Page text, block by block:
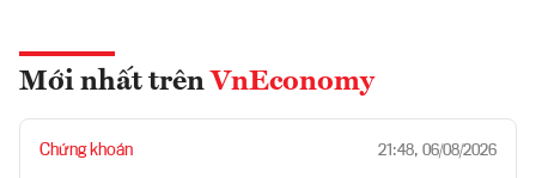
Mới nhất trên VnEconomy
Chứng khoán 21:48, 06/08/2026